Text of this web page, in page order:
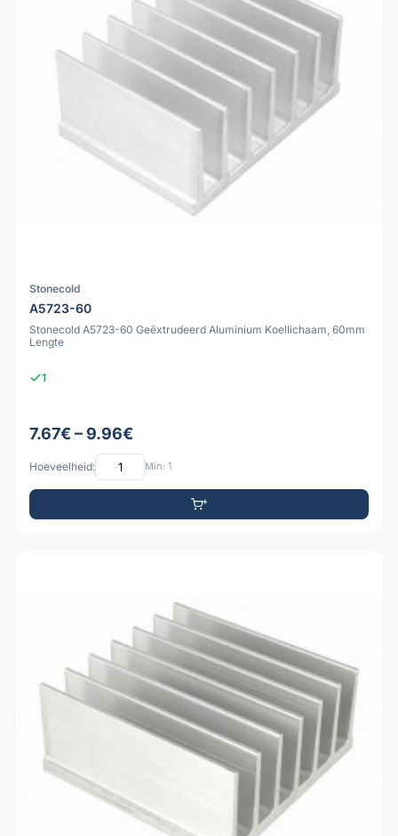
Stonecold
A5723-60
Stonecold A5723-60 Geëxtrudeerd Aluminium Koellichaam, 60mm
Lengte
1
7.67€ – 9.96€
Hoeveelheid: Min: 1